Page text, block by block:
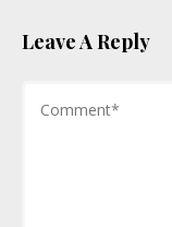
Leave A Reply